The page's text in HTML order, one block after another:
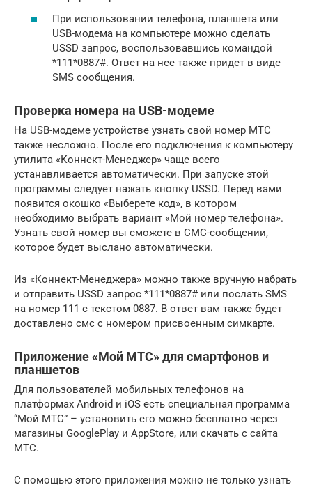
При использовании телефона, планшета или
USB-модема на компьютере можно сделать
USSD запрос, воспользовавшись командой
*111*0887#. Ответ на нее также придет в виде
SMS сообщения.
Проверка номера на USB-модеме
На USB-модеме устройстве узнать свой номер МТС
также несложно. После его подключения к компьютеру
утилита «Коннект-Менеджер» чаще всего
устанавливается автоматически. При запуске этой
программы следует нажать кнопку USSD. Перед вами
появится окошко «Выберете код», в котором
необходимо выбрать вариант «Мой номер телефона».
Узнать свой номер вы сможете в СМС-сообщении,
которое будет выслано автоматически.
Из «Коннект-Менеджера» можно также вручную набрать
и отправить USSD запрос *111*0887# или послать SMS
на номер 111 с текстом 0887. В ответ вам также будет
доставлено смс с номером присвоенным симкарте.
Приложение «Мой МТС» для смартфонов и
планшетов
Для пользователей мобильных телефонов на
платформах Android и iOS есть специальная программа
“Мой МТС” – установить его можно бесплатно через
магазины GooglePlay и AppStore, или скачать с сайта
МТС.
С помощью этого приложения можно не только узнать